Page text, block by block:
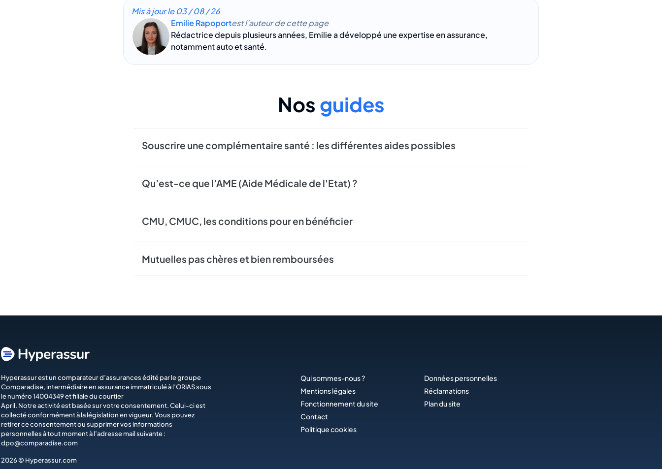
Mis à jour le03 / 08 / 26
Emilie Rapoportest l'auteur de cette page
Rédactrice depuis plusieurs années, Emilie a développé une expertise en assurance,
notamment auto et santé.
Nos guides
Souscrire une complémentaire santé : les différentes aides possibles
Qu’est-ce que l’AME (Aide Médicale de l'Etat) ?
CMU, CMUC, les conditions pour en bénéficier
Mutuelles pas chères et bien remboursées
Hyperassur est un comparateur d’assurances édité par le groupe
Comparadise, intermédiaire en assurance immatriculé à l’ORIAS sous
le numéro 14004349 et filiale du courtier
April. Notre activité est basée sur votre consentement. Celui-ci est
collecté conformément à la législation en vigueur. Vous pouvez
retirer ce consentement ou supprimer vos informations
personnelles à tout moment à l’adresse mail suivante :
dpo@comparadise.com
2026 © Hyperassur.com
Qui sommes-nous ?
Mentions légales
Fonctionnement du site
Contact
Politique cookies
Données personnelles
Réclamations
Plan du site